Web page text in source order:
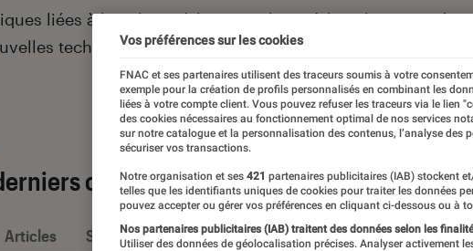
liées à la culture, à la pop culture, à la culture
technologies.
contenus
Articles Sélections et guides Tests
Vos préférences sur les cookies
FNAC et ses partenaires utilisent des traceurs soumis à votre
exemple pour la création de profils personnalisés en combinant les
liées à votre compte client. Vous pouvez refuser les traceurs via le lien
des cookies nécessaires au fonctionnement optimal de nos services
sur notre catalogue et la personnalisation des contenus, l’analyse des
sécuriser vos transactions.
Notre organisation et ses 421 partenaires publicitaires (IAB) stockent
telles que les identifiants uniques de cookies pour traiter les données
pouvez accepter ou gérer vos préférences en cliquant ci-dessous ou à
Nos partenaires publicitaires (IAB) traitent des données selon les
Utiliser des données de géolocalisation précises. Analyser activement